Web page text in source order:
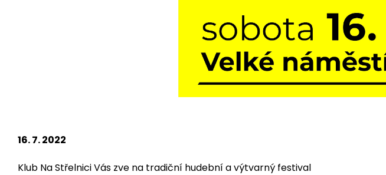
16. 7. 2022
Klub Na Střelnici Vás zve na tradiční hudební a výtvarný festival